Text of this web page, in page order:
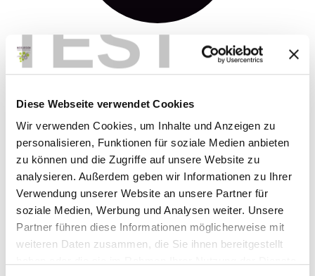
TEST
Diese Webseite verwendet Cookies
Wir verwenden Cookies, um Inhalte und Anzeigen zu
personalisieren, Funktionen für soziale Medien anbieten
zu können und die Zugriffe auf unsere Website zu
analysieren. Außerdem geben wir Informationen zu Ihrer
Verwendung unserer Website an unsere Partner für
soziale Medien, Werbung und Analysen weiter. Unsere
Partner führen diese Informationen möglicherweise mit
weiteren Daten zusammen, die Sie ihnen bereitgestellt
Spoor (80%)
Weg (15%)
Momenteel ter plaatse
21 °C